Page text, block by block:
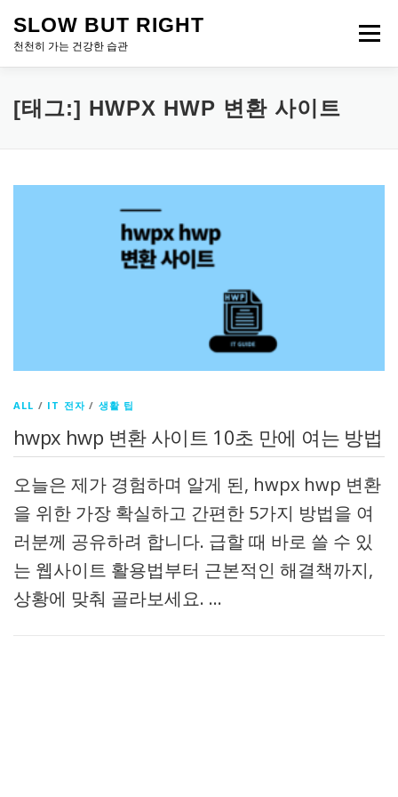
SLOW BUT RIGHT
천천히 가는 건강한 습관
메뉴
[태그:] HWPX HWP 변환 사이트
ALL / IT 전자 / 생활 팁
hwpx hwp 변환 사이트 10초 만에 여는 방법
오늘은 제가 경험하며 알게 된, hwpx hwp 변환
을 위한 가장 확실하고 간편한 5가지 방법을 여
러분께 공유하려 합니다. 급할 때 바로 쓸 수 있
는 웹사이트 활용법부터 근본적인 해결책까지,
상황에 맞춰 골라보세요. …